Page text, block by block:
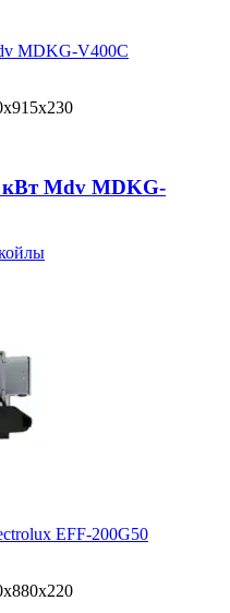
MDKG-V400C
Mdv MDKG-
EFF-200G50